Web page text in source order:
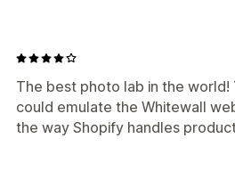
The best photo lab in the
could emulate the Whitewall
the way Shopify handles